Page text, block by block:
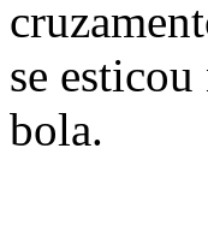
se esticou
bola.